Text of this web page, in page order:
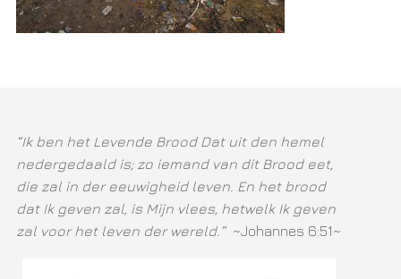
“Ik ben het Levende Brood Dat uit den hemel
nedergedaald is; zo iemand van dit Brood eet,
die zal in der eeuwigheid leven. En het brood
dat Ik geven zal, is Mijn vlees, hetwelk Ik geven
zal voor het leven der wereld.” ~Johannes 6:51~